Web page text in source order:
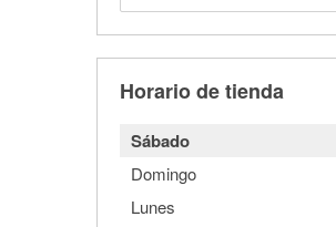
Horario de tienda
Sábado
Domingo
Lunes